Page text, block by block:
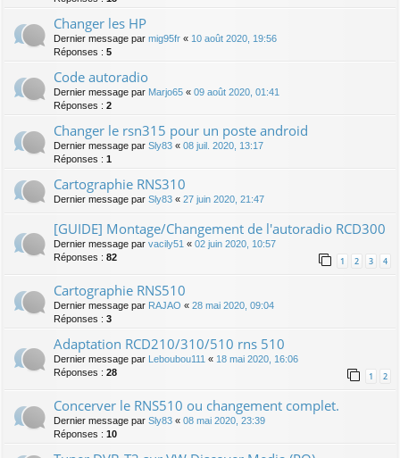
Changer les HP
Dernier message par mig95fr « 10 août 2020, 19:56
Réponses : 5
Code autoradio
Dernier message par Marjo65 « 09 août 2020, 01:41
Réponses : 2
Changer le rsn315 pour un poste android
Dernier message par Sly83 « 08 juil. 2020, 13:17
Réponses : 1
Cartographie RNS310
Dernier message par Sly83 « 27 juin 2020, 21:47
[GUIDE] Montage/Changement de l'autoradio RCD300
Dernier message par vacily51 « 02 juin 2020, 10:57
Réponses : 82 1 2 3 4
Cartographie RNS510
Dernier message par RAJAO « 28 mai 2020, 09:04
Réponses : 3
Adaptation RCD210/310/510 rns 510
Dernier message par Leboubou111 « 18 mai 2020, 16:06
Réponses : 28 1 2
Concerver le RNS510 ou changement complet.
Dernier message par Sly83 « 08 mai 2020, 23:39
Réponses : 10